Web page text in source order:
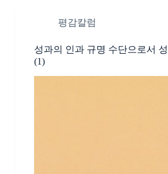
평감칼럼
성과의 인과 규명 수단으로서
(1)